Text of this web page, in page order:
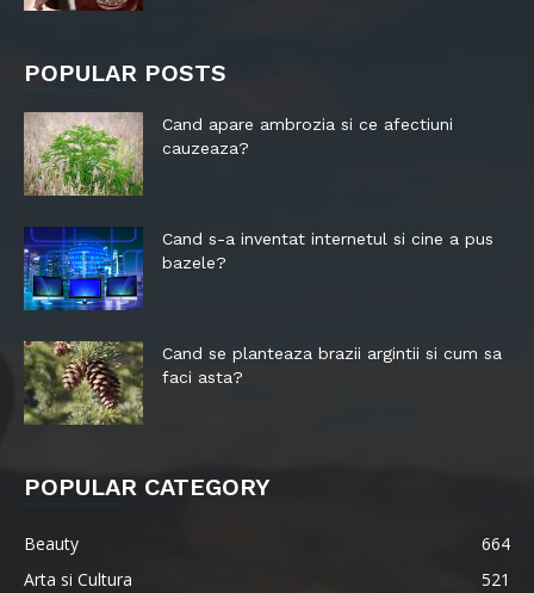
POPULAR POSTS
Cand apare ambrozia si ce afectiuni
cauzeaza?
Cand s-a inventat internetul si cine a pus
bazele?
Cand se planteaza brazii argintii si cum sa
faci asta?
POPULAR CATEGORY
Beauty
664
Arta si Cultura
521